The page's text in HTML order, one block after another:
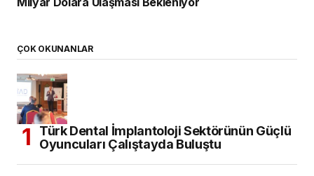
ÇOK OKUNANLAR
Türk Dental İmplantoloji Sektörünün Güçlü
Oyuncuları Çalıştayda Buluştu